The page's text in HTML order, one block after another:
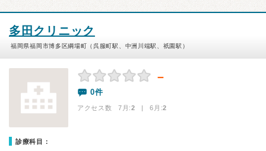
多田クリニック
福岡県福岡市博多区綱場町（呉服町駅、中洲川端駅、祇園駅）
－
0件
アクセス数 7月:2 | 6月:2
診療科目：